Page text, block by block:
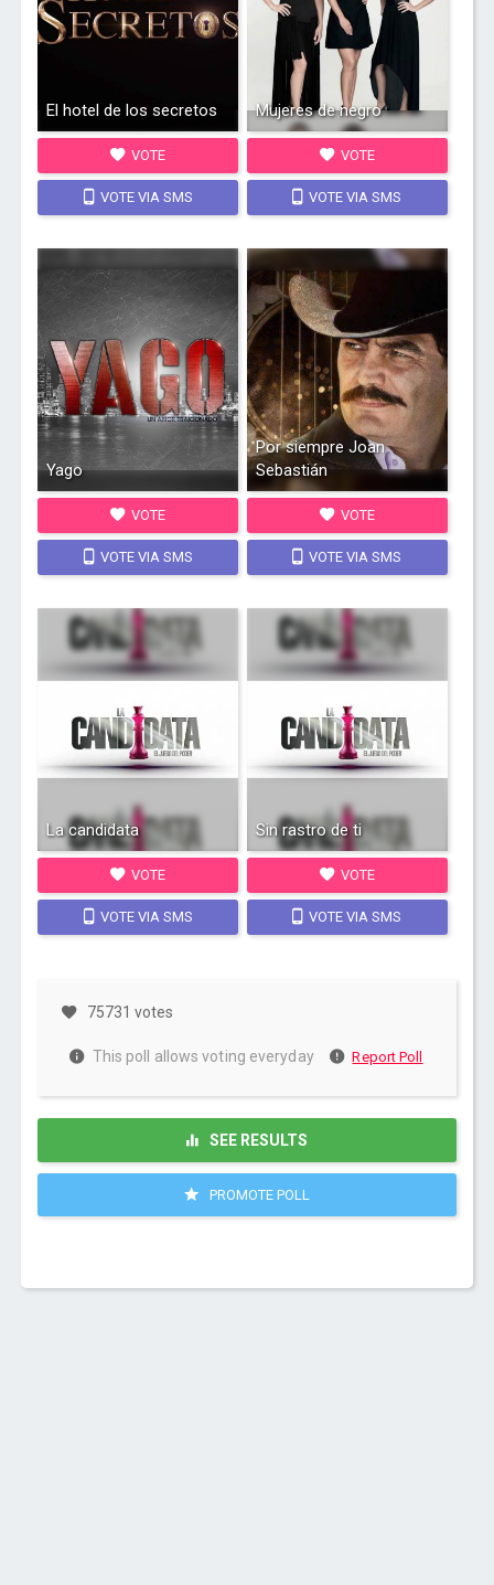
El hotel de los secretos
VOTE
VOTE VIA SMS
Mujeres de negro
VOTE
VOTE VIA SMS
Yago
VOTE
VOTE VIA SMS
Por siempre Joan
Sebastián
VOTE
VOTE VIA SMS
La candidata
VOTE
VOTE VIA SMS
Sin rastro de ti
VOTE
VOTE VIA SMS
75731 votes
This poll allows voting everyday Report Poll
SEE RESULTS
PROMOTE POLL